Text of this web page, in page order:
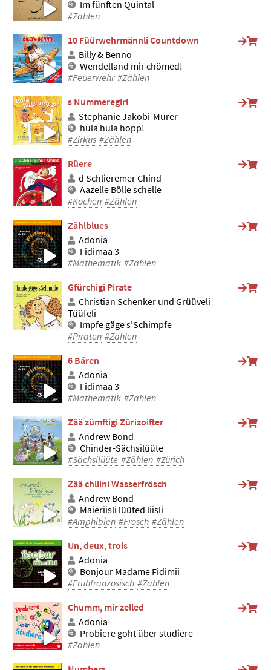
Im fünften Quintal
#Zählen
10 Füürwehrmännli Countdown
Billy & Benno
Wendelland mir chömed!
#Feuerwehr #Zählen
s Nummeregirl
Stephanie Jakobi-Murer
hula hula hopp!
#Zirkus #Zählen
Rüere
d Schlieremer Chind
Aazelle Bölle schelle
#Kochen #Zählen
Zählblues
Adonia
Fidimaa 3
#Mathematik #Zählen
Gfürchigi Pirate
Christian Schenker und Grüüveli
Tüüfeli
Impfe gäge s'Schimpfe
#Piraten #Zählen
6 Bären
Adonia
Fidimaa 3
#Mathematik #Zählen
Zää zümftigi Zürizoifter
Andrew Bond
Chinder-Sächsilüüte
#Sächsilüüte #Zählen #Zürich
Zää chliini Wasserfrösch
Andrew Bond
Maieriisli lüüted liisli
#Amphibien #Frosch #Zählen
Un, deux, trois
Adonia
Bonjour Madame Fidimii
#Frühfranzösisch #Zählen
Chumm, mir zelled
Adonia
Probiere goht über studiere
#Zählen